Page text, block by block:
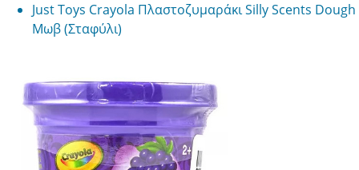
Just Toys Crayola Πλαστοζυμαράκι Silly Scents Dough
Μωβ (Σταφύλι)